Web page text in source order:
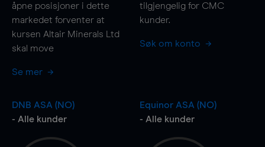
åpne posisjoner i dette
markedet forventer at
kursen Altair Minerals Ltd
skal move
Se mer
tilgjengelig for CMC
kunder.
Søk om konto
DNB ASA (NO)
- Alle kunder
Equinor ASA (NO)
- Alle kunder